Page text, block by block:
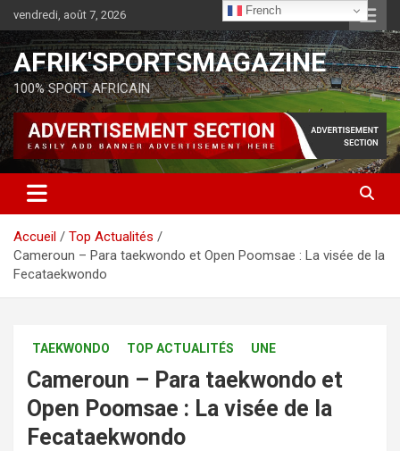
vendredi, août 7, 2026
AFRIK'SPORTSMAGAZINE
100% SPORT AFRICAIN
Accueil
Top Actualités
Cameroun – Para taekwondo et Open Poomsae : La visée de la
Fecataekwondo
TAEKWONDO TOP ACTUALITÉS UNE
Cameroun – Para taekwondo et
Open Poomsae : La visée de la
Fecataekwondo
French